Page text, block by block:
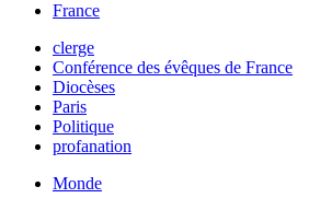
France
clerge
Conférence des évêques de France
Diocèses
Paris
Politique
profanation
Monde